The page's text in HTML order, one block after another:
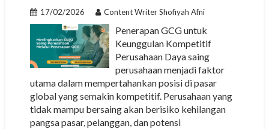
17/02/2026 Content Writer Shofiyah Afni
Penerapan GCG untuk
Keunggulan Kompetitif
Perusahaan Daya saing
perusahaan menjadi faktor
utama dalam mempertahankan posisi di pasar
global yang semakin kompetitif. Perusahaan yang
tidak mampu bersaing akan berisiko kehilangan
pangsa pasar, pelanggan, dan potensi